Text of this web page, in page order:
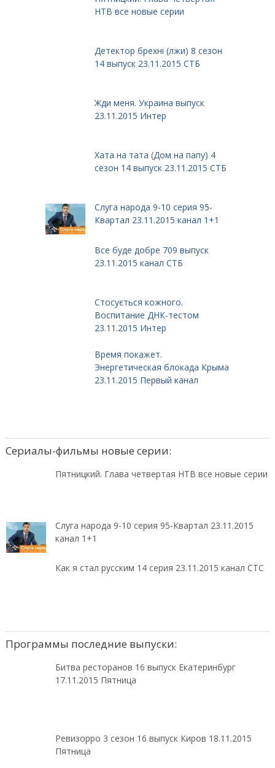
НТВ все новые серии
Детектор брехні (лжи) 8 сезон
14 выпуск 23.11.2015 СТБ
Жди меня. Украина выпуск
23.11.2015 Интер
Хата на тата (Дом на папу) 4
сезон 14 выпуск 23.11.2015 СТБ
Слуга народа 9-10 серия 95-
Квартал 23.11.2015 канал 1+1
Все буде добре 709 выпуск
23.11.2015 канал СТБ
Стосується кожного.
Воспитание ДНК-тестом
23.11.2015 Интер
Время покажет.
Энергетическая блокада Крыма
23.11.2015 Первый канал
Сериалы-фильмы новые серии:
Пятницкий. Глава четвертая НТВ все новые серии
Слуга народа 9-10 серия 95-Квартал 23.11.2015
канал 1+1
Как я стал русским 14 серия 23.11.2015 канал СТС
Программы последние выпуски:
Битва ресторанов 16 выпуск Екатеринбург
17.11.2015 Пятница
Ревизорро 3 сезон 16 выпуск Киров 18.11.2015
Пятница